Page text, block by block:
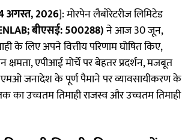
अगस्त, 2026]: मोरपेन लैबोरेटरीज लिमिटेड
बीएसई: 500288)ने आज 30 जून,
के लिए अपने वित्तीय परिणाम घोषित किए,
एपीआई मोर्चे पर बेहतर प्रदर्शन, मजबूत
जनादेश के पूर्ण पैमाने पर व्यावसायीकरण के
उच्चतम तिमाही राजस्व और उच्चतम तिमाही